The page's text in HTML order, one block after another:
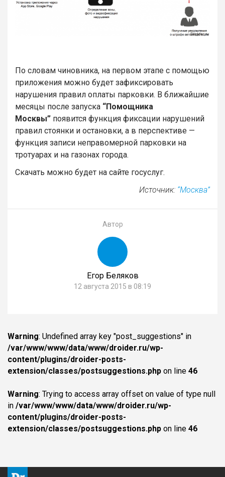
По словам чиновника, на первом этапе с помощью
приложения можно будет зафиксировать
нарушения правил оплаты парковки. В ближайшие
месяцы после запуска “Помощника
Москвы” появится функция фиксации нарушений
правил стоянки и остановки, а в перспективе —
функция записи неправомерной парковки на
тротуарах и на газонах города.
Скачать можно будет на сайте госуслуг.
Источник: “Москва”
Автор
Егор Беляков
12 августа 2015 в 08:19
Warning: Undefined array key "post_suggestions" in
/var/www/www/data/www/droider.ru/wp-
content/plugins/droider-posts-
extension/classes/postsuggestions.php on line 46
Warning: Trying to access array offset on value of type null
in /var/www/www/data/www/droider.ru/wp-
content/plugins/droider-posts-
extension/classes/postsuggestions.php on line 46